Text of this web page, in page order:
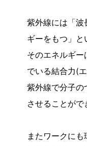
紫外線には「
ギーをもつ」と
そのエネルギ
でいる結合力(
紫外線で分子
させることがで
またワークにも